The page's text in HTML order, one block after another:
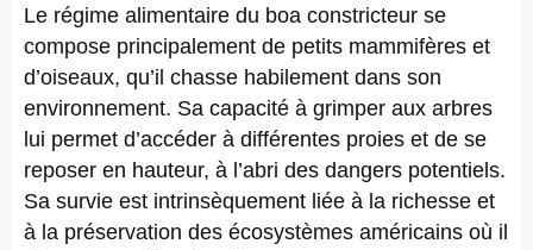
Le régime alimentaire du boa constricteur se
compose principalement de petits mammifères et
d’oiseaux, qu’il chasse habilement dans son
environnement. Sa capacité à grimper aux arbres
lui permet d’accéder à différentes proies et de se
reposer en hauteur, à l’abri des dangers potentiels.
Sa survie est intrinsèquement liée à la richesse et
à la préservation des écosystèmes américains où il